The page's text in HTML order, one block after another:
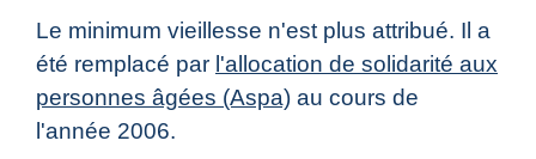
Le minimum vieillesse n'est plus attribué. Il a
été remplacé par l'allocation de solidarité aux
personnes âgées (Aspa) au cours de
l'année 2006.